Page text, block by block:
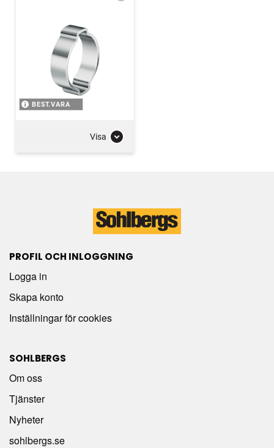
BEST.VARA
Visa
PROFIL OCH INLOGGNING
Logga in
Skapa konto
Inställningar för cookies
SOHLBERGS
Om oss
Tjänster
Nyheter
sohlbergs.se